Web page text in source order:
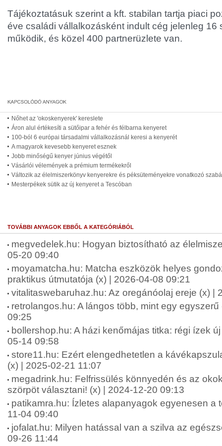
Tájékoztatásuk szerint a kft. stabilan tartja piaci
éve családi vállalkozásként indult cég jelenleg 16
működik, és közel 400 partnerüzlete van.
Nőhet az 'okoskenyerek' kereslete
Áron alul értékesíti a sütőipar a fehér és félbarna kenyeret
100-ból 6 európai társadalmi vállalkozásnál keresi a kenyerét
A magyarok kevesebb kenyeret esznek
Jobb minőségű kenyer június végétől
Vásárlói vélemények a prémium termékekről
Változik az élelmiszerkönyv kenyerekre és péksüteményekre vonatkozó
Mesterpékek sütik az új kenyeret a Tescóban
TOVÁBBI ANYAGOK EBBŐL A KATEGÓRIÁBÓL
megvedelek.hu: Hogyan biztosítható az
05-20 09:40
moyamatcha.hu: Matcha eszközök helyes
praktikus útmutatója (x) | 2026-04-08 09:21
vitalitaswebaruhaz.hu: Az oregánóolaj ereje (x) |
retrolangos.hu: A lángos több, mint egy
09:25
bollershop.hu: A házi kenőmájas titka: régi ízek
05-14 09:58
store11.hu: Ezért elengedhetetlen a
(x) | 2025-02-21 11:07
megadrink.hu: Felfrissülés könnyedén és az
szörpöt választani! (x) | 2024-12-20 09:13
patikamra.hu: Ízletes alapanyagok egyenesen a
11-04 09:40
jofalat.hu: Milyen hatással van a szilva az
09-26 11:44